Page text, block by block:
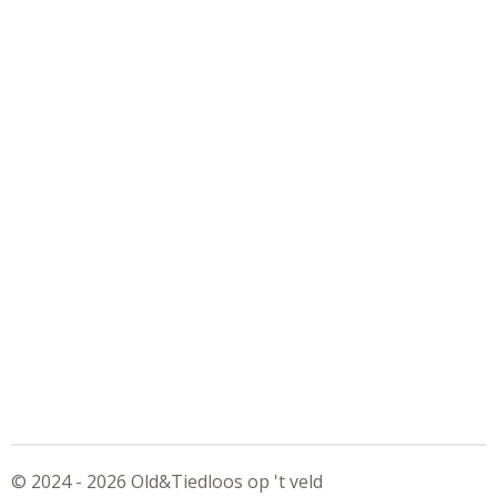
© 2024 - 2026 Old&Tiedloos op 't veld